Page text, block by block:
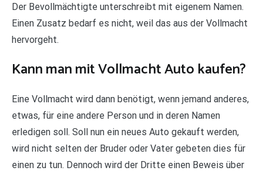
Der Bevollmächtigte unterschreibt mit eigenem Namen.
Einen Zusatz bedarf es nicht, weil das aus der Vollmacht
hervorgeht.
Kann man mit Vollmacht Auto kaufen?
Eine Vollmacht wird dann benötigt, wenn jemand anderes,
etwas, für eine andere Person und in deren Namen
erledigen soll. Soll nun ein neues Auto gekauft werden,
wird nicht selten der Bruder oder Vater gebeten dies für
einen zu tun. Dennoch wird der Dritte einen Beweis über